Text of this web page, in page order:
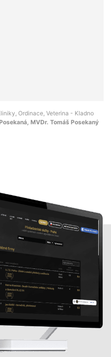
Ordinace, Veterina - Kladno
MVDr. Tomáš Posekaný